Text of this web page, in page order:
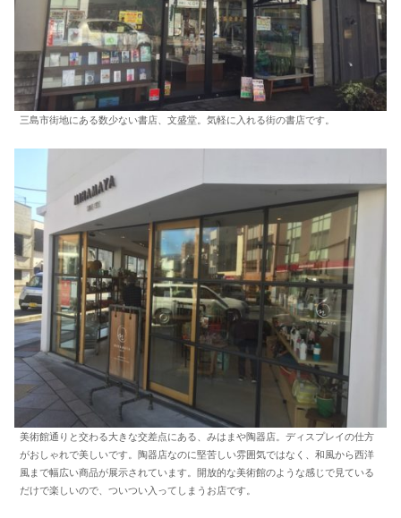
三島市街地にある数少ない書店、文盛堂。気軽に入れる街の書店です。
美術館通りと交わる大きな交差点にある、みはまや陶器店。ディスプレイの仕方
がおしゃれで美しいです。陶器店なのに堅苦しい雰囲気ではなく、和風から西洋
風まで幅広い商品が展示されています。開放的な美術館のような感じで見ている
だけで楽しいので、ついつい入ってしまうお店です。